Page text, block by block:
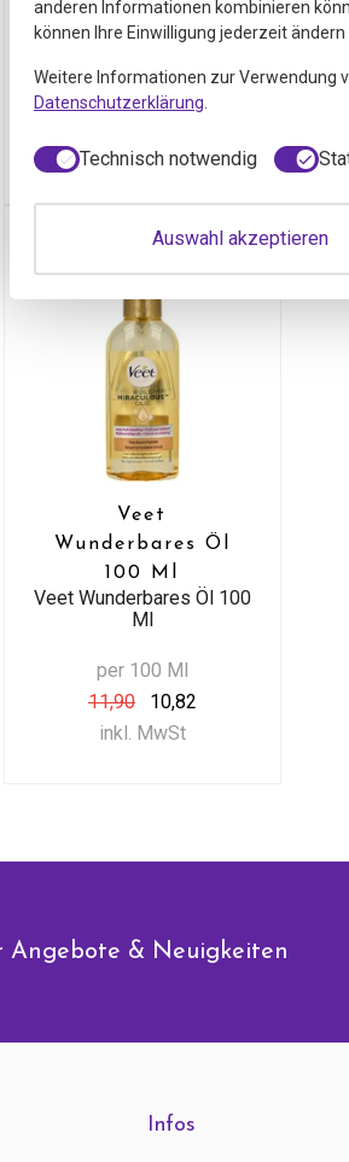
Veet EnthaarungsCreme
empfindliche Haut 100 Ml
per 100 Ml
inkl. MwSt
Veet
Wunderbares Öl
100 Ml
Veet Wunderbares Öl 100
Ml
per 100 Ml
11,90
10,82
inkl. MwSt
Angebote & Neuigkeiten
Infos
anderen Informationen kombinieren
können Ihre Einwilligung jederzeit
Weitere Informationen zur Verwendung
Datenschutzerklärung
Technisch notwendig
Auswahl akzeptieren